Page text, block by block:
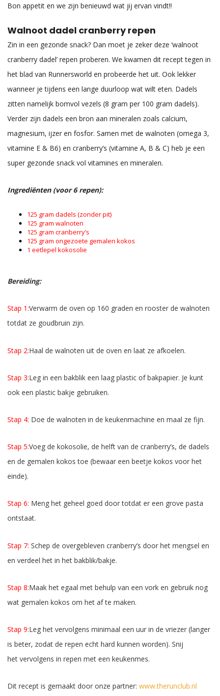
Bon appetit en we zijn benieuwd wat jij ervan vindt!!
Walnoot dadel cranberry repen
Zin in een gezonde snack? Dan moet je zeker deze ‘walnoot
cranberry dadel’ repen proberen. We kwamen dit recept tegen in
het blad van Runnersworld en probeerde het uit. Ook lekker
wanneer je tijdens een lange duurloop wat wilt eten. Dadels
zitten namelijk bomvol vezels (8 gram per 100 gram dadels).
Verder zijn dadels een bron aan mineralen zoals calcium,
magnesium, ijzer en fosfor. Samen met de walnoten (omega 3,
vitamine E & B6) en cranberry’s (vitamine A, B & C) heb je een
super gezonde snack vol vitamines en mineralen.
Ingrediënten (voor 6 repen):
125 gram dadels (zonder pit)
125 gram walnoten
125 gram cranberry’s
125 gram ongezoete gemalen kokos
1 eetlepel kokosolie
Bereiding:
Stap 1:Verwarm de oven op 160 graden en rooster de walnoten
totdat ze goudbruin zijn.
Stap 2:Haal de walnoten uit de oven en laat ze afkoelen.
Stap 3:Leg in een bakblik een laag plastic of bakpapier. Je kunt
ook een plastic bakje gebruiken.
Stap 4: Doe de walnoten in de keukenmachine en maal ze fijn.
Stap 5:Voeg de kokosolie, de helft van de cranberry’s, de dadels
en de gemalen kokos toe (bewaar een beetje kokos voor het
einde).
Stap 6: Meng het geheel goed door totdat er een grove pasta
ontstaat.
Stap 7: Schep de overgebleven cranberry’s door het mengsel en
en verdeel het in het bakblik/bakje.
Stap 8:Maak het egaal met behulp van een vork en gebruik nog
wat gemalen kokos om het af te maken.
Stap 9:Leg het vervolgens minimaal een uur in de vriezer (langer
is beter, zodat de repen echt hard kunnen worden). Snij
het vervolgens in repen met een keukenmes.
Dit recept is gemaakt door onze partner: www.therunclub.nl